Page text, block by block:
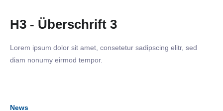
H3 - Überschrift 3
Lorem ipsum dolor sit amet, consetetur sadipscing elitr, sed
diam nonumy eirmod tempor.
News